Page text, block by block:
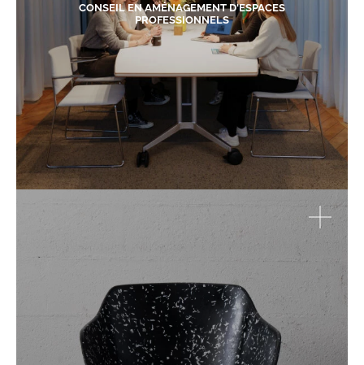
CONSEIL EN AMÉNAGEMENT D'ESPACES
PROFESSIONNELS